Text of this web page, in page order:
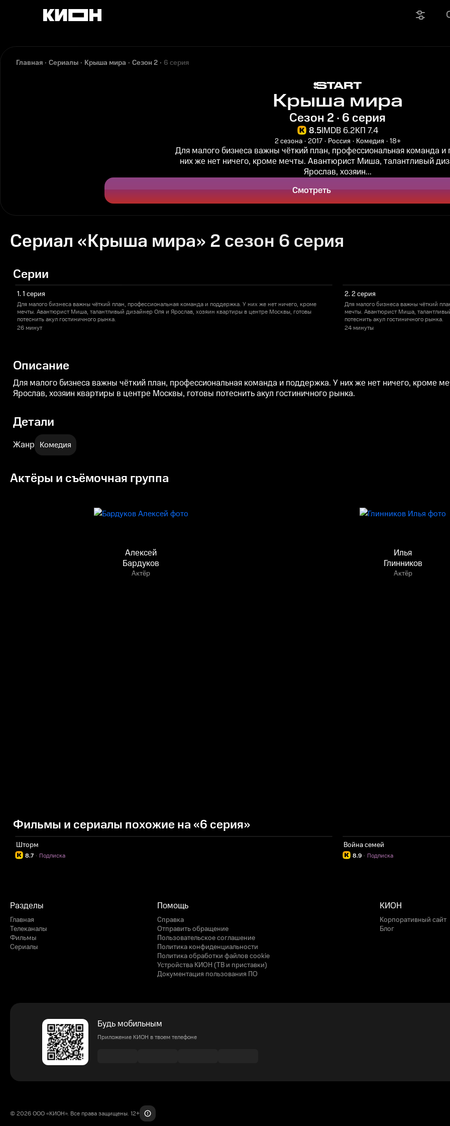
Главная Сериалы Крыша мира Сезон 2 6 серия
Крыша мира
Сезон 2 · 6 серия
8.5IMDB 6.2КП 7.4
2 сезона 2017 Россия Комедия 18+
Для малого бизнеса важны чёткий план, профессиональная команда
них же нет ничего, кроме мечты. Авантюрист Миша, талантливый
Ярослав, хозяин...
Смотреть
Сериал «Крыша мира» 2 сезон 6 серия
Серии
1. 1 серия
Для малого бизнеса важны чёткий план, профессиональная команда и поддержка. У них же нет ничего, кроме
мечты. Авантюрист Миша, талантливый дизайнер Оля и Ярослав, хозяин квартиры в центре Москвы, готовы
потеснить акул гостиничного рынка.
26 минут
2. 2 серия
Для малого бизнеса важны чёткий
мечты. Авантюрист Миша,
потеснить акул гостиничного рынка.
24 минуты
Описание
Для малого бизнеса важны чёткий план, профессиональная команда и поддержка. У них же нет ничего, кроме
Ярослав, хозяин квартиры в центре Москвы, готовы потеснить акул гостиничного рынка.
Детали
Жанр Комедия
Актёры и съёмочная группа
Алексей
Бардуков
Актёр
Илья
Глинников
Актёр
Фильмы и сериалы похожие на «6 серия»
Шторм
8.7 Подписка
·
Война семей
8.9 Подписка
·
Разделы
Главная
Телеканалы
Фильмы
Сериалы
Помощь
Справка
Отправить обращение
Пользовательское соглашение
Политика конфиденциальности
Политика обработки файлов cookie
Устройства КИОН (ТВ и приставки)
Документация пользования ПО
КИОН
Корпоративный сайт
Блог
Будь мобильным
Приложение КИОН в твоем телефоне
© 2026 ООО «КИОН». Все права защищены. 12+